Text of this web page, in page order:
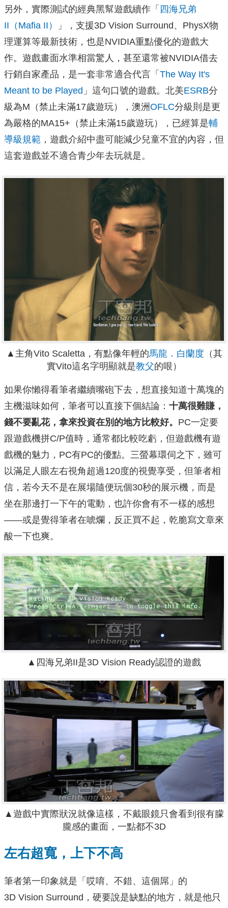
另外，實際測試的經典黑幫遊戲續作「 四海兄弟
II（Mafia II）
」，支援3D Vision Surround、PhysX物
理運算等最新技術，也是NVIDIA重點優化的遊戲大
作。遊戲畫面水準相當驚人，甚至還常被NVIDIA借去
行銷自家產品，是一套非常適合代言「 The Way It's
Meant to be Played 」這句口號的遊戲。北美ESRB分
級為M（禁止未滿17歲遊玩），澳洲OFLC分級則是更
為嚴格的MA15+（禁止未滿15歲遊玩），已經算是輔
導級規範 ，遊戲介紹中盡可能減少兒童不宜的內容，但
這套遊戲並不適合青少年去玩就是。
▲主角Vito Scaletta，有點像年輕的馬龍．白蘭度 （其
實Vito這名字明顯就是教父的哏）
如果你懶得看筆者繼續嘴砲下去，想直接知道十萬塊的
主機滋味如何，筆者可以直接下個結論： 十萬很難賺，
錢不要亂花，拿來投資在別的地方比較好。 PC一定要
跟遊戲機拼C/P值時，通常都比較吃虧，但遊戲機有遊
戲機的魅力，PC有PC的優點。三螢幕環伺之下，雖可
以滿足人眼左右視角超過120度的視覺享受，但筆者相
信，若今天不是在展場隨便玩個30秒的展示機，而是
坐在那邊打一下午的電動，也許你會有不一樣的感想
——或是覺得筆者在唬爛，反正買不起，乾脆寫文章來
酸一下也爽。
▲四海兄弟II是3D Vision Ready認證的遊戲
▲遊戲中實際狀況就像這樣，不戴眼鏡只會看到很有朦
朧感的畫面，一點都不3D
左右超寬，上下不高
筆者第一印象就是「哎唷、不錯、這個屌」的
3D Vision Surround，硬要說是缺點的地方，就是他只